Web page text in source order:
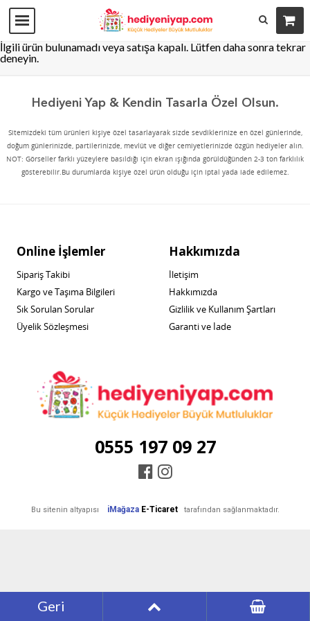
İlgili ürün bulunamadı veya satışa kapalı. Lütfen daha sonra tekrar
deneyin.
Hediyeni Yap & Kendin Tasarla Özel Olsun.
Sitemizdeki tüm ürünleri kişiye özel tasarlayarak sizde sevdiklerinize en özel günlerinde,
doğum günlerinizde, partilerinizde, mevlüt ve diğer cemiyetlerinizde özgün hediyeler alın.
NOT: Görseller farklı yüzeylere basıldığı için ekran ışığında görüldüğünden 2-3 ton farklılık
gösterebilir.Bu durumlarda kişiye özel ürün olduğu için iptal yada iade edilemez.
Online İşlemler
Sipariş Takibi
Kargo ve Taşıma Bilgileri
Sık Sorulan Sorular
Üyelik Sözleşmesi
Hakkımızda
İletişim
Hakkımızda
Gizlilik ve Kullanım Şartları
Garanti ve İade
0555 197 09 27
Geri
Bu sitenin altyapısı iMağaza E-Ticaret tarafından sağlanmaktadır.